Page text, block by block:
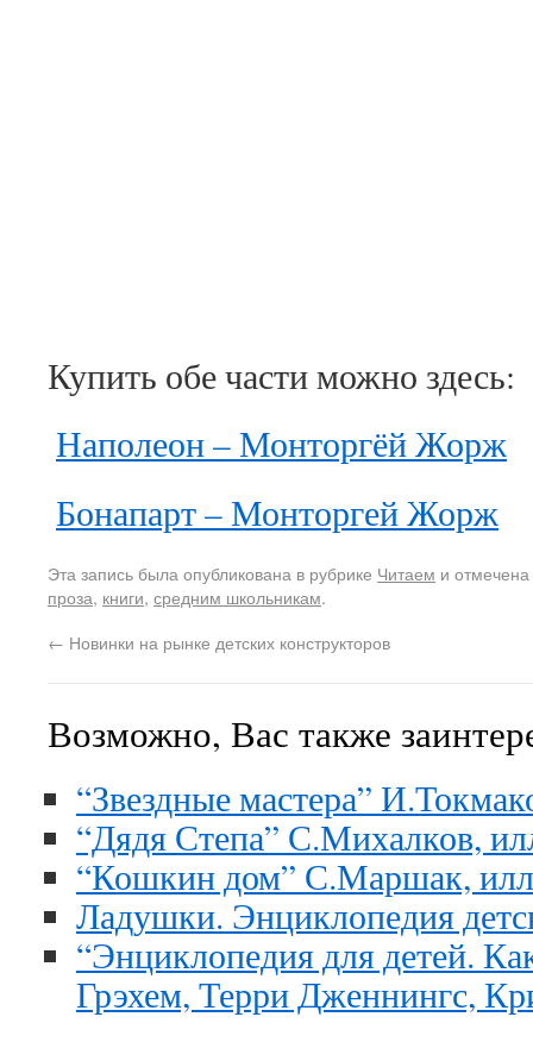
Купить обе части можно здесь:
Наполеон – Монторгёй Жорж
Бонапарт – Монторгей Жорж
Эта запись была опубликована в рубрике Читаем и
проза, книги, средним школьникам.
← Новинки на рынке детских конструкторов
Возможно, Вас также
“Звездные мастера”
“Дядя Степа” С.Михалков,
“Кошкин дом” С.Маршак,
Ладушки. Энциклопедия
“Энциклопедия для детей.
Грэхем, Терри Дженнингс,